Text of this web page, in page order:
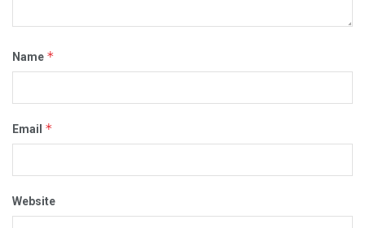
Name *
Email *
Website